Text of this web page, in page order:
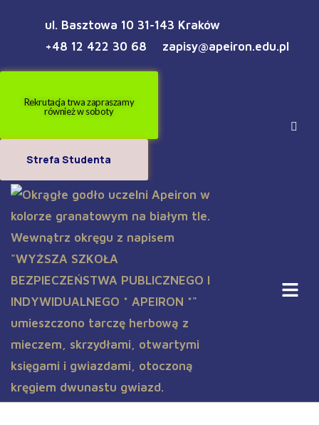
ul. Basztowa 10 31-143 Kraków
+48 12 422 30 68
zapisy@apeiron.edu.pl
Rekrutacja trwa zapraszamy
również w soboty
Strefa Studenta